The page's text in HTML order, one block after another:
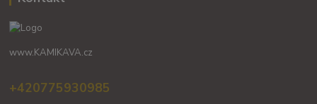
www.KAMIKAVA.cz
+420775930985